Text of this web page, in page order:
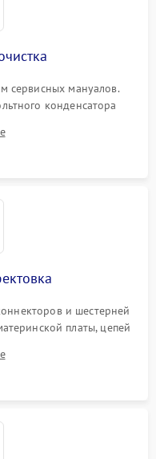
сервисных мануалов.
конденсатора
внутренних узлов от
спецсредств.
и шестерней
платы, цепей
механизма
стабилизации.